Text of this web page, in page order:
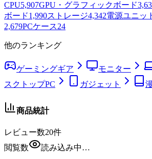
CPU5,907GPU・グラフィックボード
ボード1,990ストレージ4,342電源ユニッ
2,679PCケース24
他のランキング
ゲーミングギア モニター
スクトップPC
ガジェット
商品統計
レビュー数20件
閲覧数
読み込み中…